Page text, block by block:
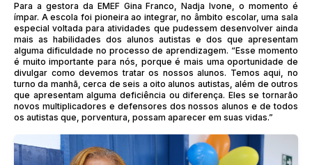
Para a gestora da EMEF Gina Franco, Nadja Ivone, o momento é
ímpar. A escola foi pioneira ao integrar, no âmbito escolar, uma sala
especial voltada para atividades que pudessem desenvolver ainda
mais as habilidades dos alunos autistas e dos que apresentam
alguma dificuldade no processo de aprendizagem. “Esse momento
é muito importante para nós, porque é mais uma oportunidade de
divulgar como devemos tratar os nossos alunos. Temos aqui, no
turno da manhã, cerca de seis a oito alunos autistas, além de outros
que apresentam alguma deficiência ou diferença. Eles se tornarão
novos multiplicadores e defensores dos nossos alunos e de todos
os autistas que, porventura, possam aparecer em suas vidas.”